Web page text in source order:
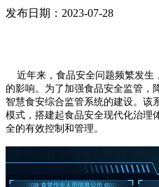
发布日期：2023-07-28
近年来，食品安全问题频繁发生
的影响。为了加强食品安全监管，
智慧食安综合监管系统的建设。该
模式，搭建起食品安全现代化治理
全的有效控制和管理。